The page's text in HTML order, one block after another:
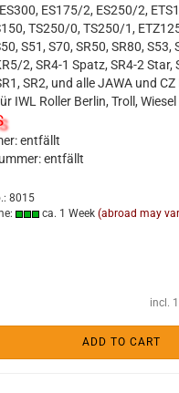
ES175/2, ES250/2,
TS250/0, TS250/1,
S51, S70, SR50, SR80, S53,
2, SR4-1 Spatz, SR4-2 Star,
SR2, und alle JAWA und
IWL Roller Berlin, Troll,
entfällt
entfällt
8015
ca. 1 Week (abroad may
incl.
ADD TO CART